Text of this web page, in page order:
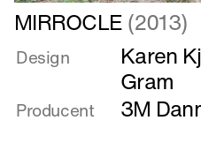
Læs
mere
om
MIRROCLE(2013)
Design Karen
Gram
Producent 3M